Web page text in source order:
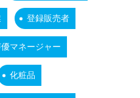
登録販売者
マネージャー
化粧品